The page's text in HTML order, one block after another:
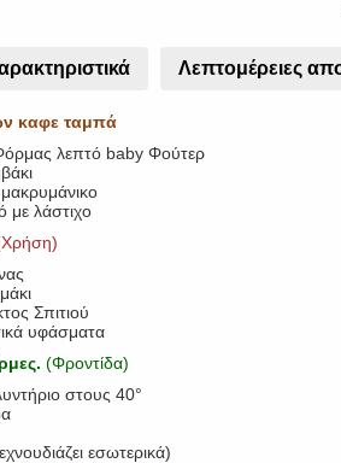
Λεπτομέρειες
καφε ταμπά
λεπτό baby Φούτερ
με λάστιχο
Σπιτιού
υφάσματα
(Φροντίδα)
στους 40°
εσωτερικά)